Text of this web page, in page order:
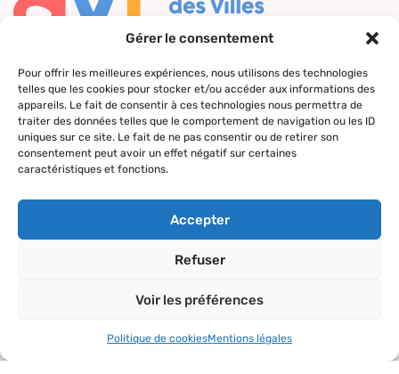
Gérer le consentement
Pour offrir les meilleures expériences, nous utilisons des technologies
telles que les cookies pour stocker et/ou accéder aux informations des
appareils. Le fait de consentir à ces technologies nous permettra de
traiter des données telles que le comportement de navigation ou les ID
uniques sur ce site. Le fait de ne pas consentir ou de retirer son
consentement peut avoir un effet négatif sur certaines
caractéristiques et fonctions.
Accepter
Refuser
Voir les préférences
Politique de cookiesMentions légales
Nous contacter
Qui sommes-
nous ?
Nos valeurs
La charte AVF
Nos actions
Accueil des
nouveaux
arrivants
Rencontres
Activités et
Le réseau
AVF
Répertoire
des AVF
l’actualité du
réseau
Suivez-nous